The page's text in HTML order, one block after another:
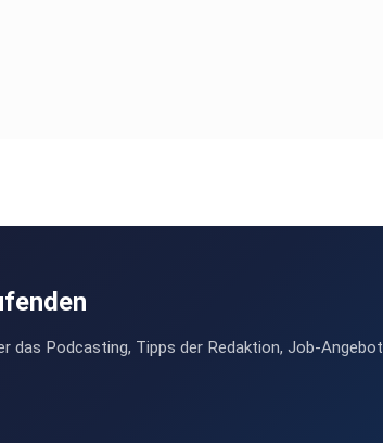
Podcasting, Tipps der Redaktion, Job-